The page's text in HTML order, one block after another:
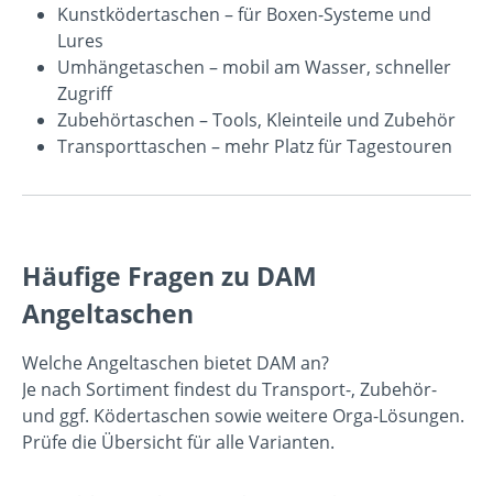
Kunstködertaschen – für Boxen-Systeme und
Lures
Umhängetaschen – mobil am Wasser, schneller
Zugriff
Zubehörtaschen – Tools, Kleinteile und Zubehör
Transporttaschen – mehr Platz für Tagestouren
Häufige Fragen zu DAM
Angeltaschen
Welche Angeltaschen bietet DAM an?
Je nach Sortiment findest du Transport-, Zubehör-
und ggf. Ködertaschen sowie weitere Orga-Lösungen.
Prüfe die Übersicht für alle Varianten.